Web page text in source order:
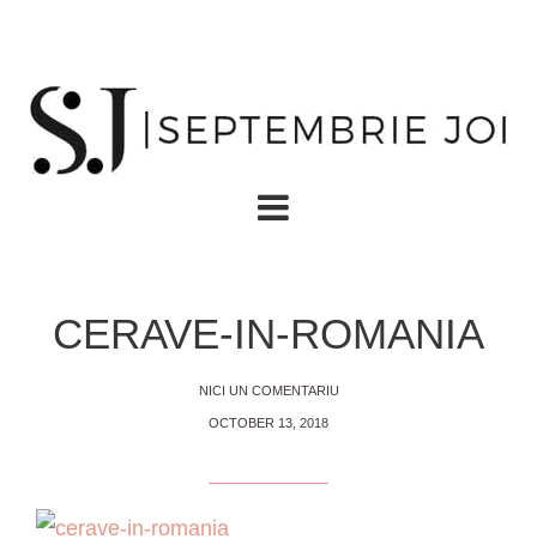
CERAVE-IN-ROMANIA
NICI UN COMENTARIU
OCTOBER 13, 2018